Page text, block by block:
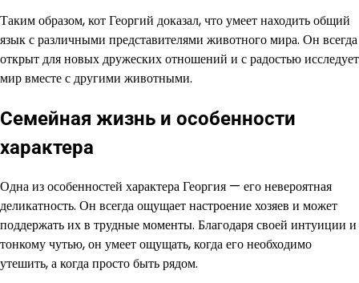
Таким образом, кот Георгий доказал, что умеет находить общий
язык с различными представителями животного мира. Он всегда
открыт для новых дружеских отношений и с радостью исследует
мир вместе с другими животными.
Семейная жизнь и особенности
характера
Одна из особенностей характера Георгия — его невероятная
деликатность. Он всегда ощущает настроение хозяев и может
поддержать их в трудные моменты. Благодаря своей интуиции и
тонкому чутью, он умеет ощущать, когда его необходимо
утешить, а когда просто быть рядом.